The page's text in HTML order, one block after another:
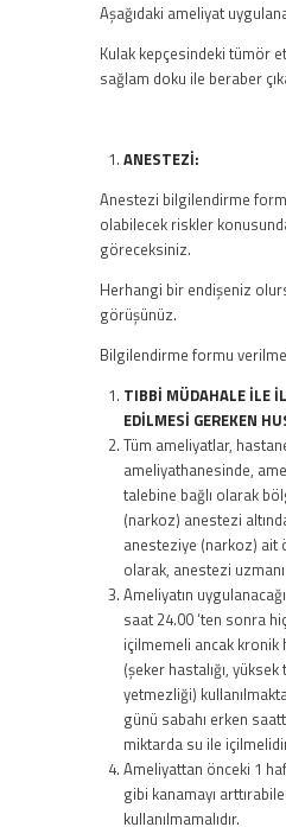
Aşağıdaki ameliyat
Kulak kepçesindeki tümör
sağlam doku ile beraber
ANESTEZİ:
Anestezi bilgilendirme
olabilecek riskler
göreceksiniz.
Herhangi bir endişeniz
görüşünüz.
Bilgilendirme formu
TIBBİ MÜDAHALE İLE
EDİLMESİ GEREKEN
Tüm ameliyatlar,
ameliyathanesinde,
talebine bağlı olarak
(narkoz) anestezi
anesteziye (narkoz) ait
olarak, anestezi
Ameliyatın
saat 24.00 ‘ten sonra
içilmemeli ancak kronik
(şeker hastalığı,
yetmezliği)
günü sabahı erken
miktarda su ile
Ameliyattan önceki 1
gibi kanamayı
kullanılmamalıdır.